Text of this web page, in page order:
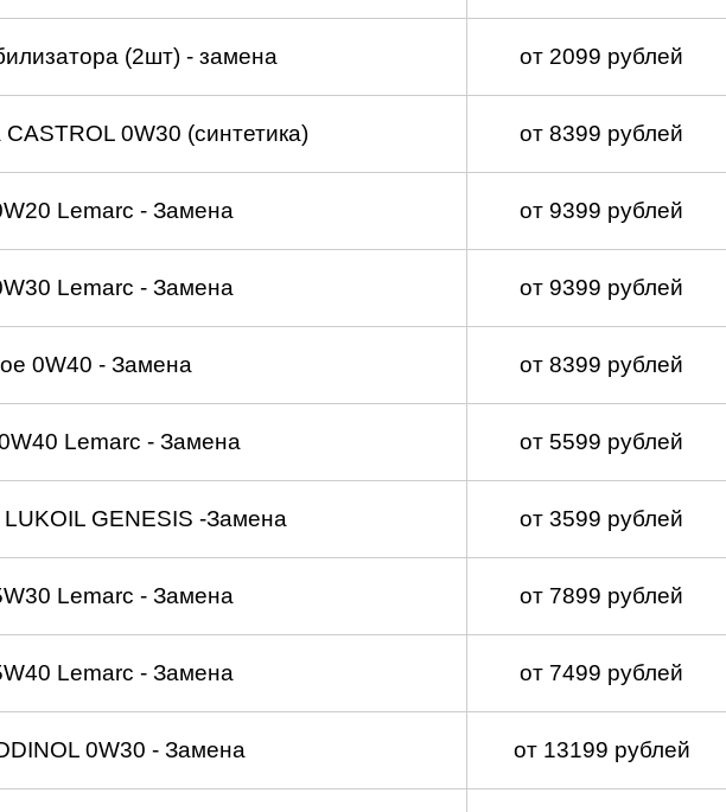
(2шт) - замена от 2099 рублей
0W30 (синтетика) от 8399 рублей
Lemarc - Замена от 9399 рублей
Lemarc - Замена от 9399 рублей
0W40 - Замена от 8399 рублей
Lemarc - Замена от 5599 рублей
GENESIS -Замена от 3599 рублей
Lemarc - Замена от 7899 рублей
Lemarc - Замена от 7499 рублей
0W30 - Замена от 13199 рублей